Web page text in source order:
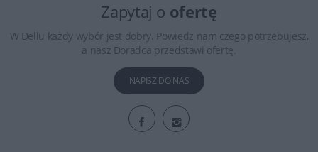
Zapytaj o ofertę
W Dellu każdy wybór jest dobry. Powiedz nam czego potrzebujesz,
a nasz Doradca przedstawi ofertę.
NAPISZ DO NAS